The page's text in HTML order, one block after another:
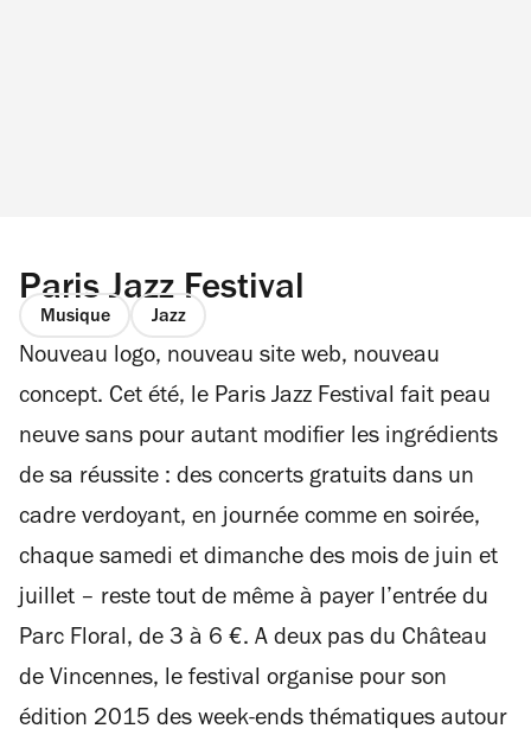
Paris Jazz Festival
Musique Jazz
Nouveau logo, nouveau site web, nouveau
concept. Cet été, le Paris Jazz Festival fait peau
neuve sans pour autant modifier les ingrédients
de sa réussite : des concerts gratuits dans un
cadre verdoyant, en journée comme en soirée,
chaque samedi et dimanche des mois de juin et
juillet – reste tout de même à payer l’entrée du
Parc Floral, de 3 à 6 €. A deux pas du Château
de Vincennes, le festival organise pour son
édition 2015 des week-ends thématiques autour